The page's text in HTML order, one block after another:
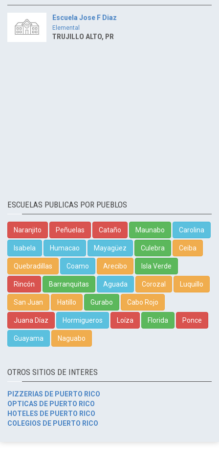
Escuela Jose F Diaz
Elemental
TRUJILLO ALTO, PR
ESCUELAS PUBLICAS POR PUEBLOS
Naranjito Peñuelas Cataño Maunabo Carolina
Isabela Humacao Mayagüez Culebra Ceiba
Quebradillas Coamo Arecibo Isla Verde
Rincón Barranquitas Aguada Corozal Luquillo
San Juan Hatillo Gurabo Cabo Rojo
Juana Díaz Hormigueros Loíza Florida Ponce
Guayama Naguabo
OTROS SITIOS DE INTERES
PIZZERIAS DE PUERTO RICO
OPTICAS DE PUERTO RICO
HOTELES DE PUERTO RICO
COLEGIOS DE PUERTO RICO